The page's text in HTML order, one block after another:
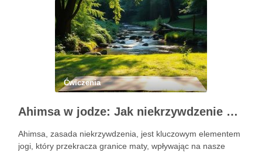
Ćwiczenia
Ahimsa w jodze: Jak niekrzywdzenie wpływa na nasze życie?
Ahimsa, zasada niekrzywdzenia, jest kluczowym elementem
jogi, który przekracza granice maty, wpływając na nasze